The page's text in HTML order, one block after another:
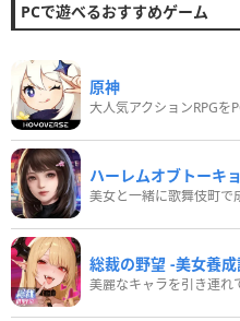
PCで遊べるおすすめゲーム
原神
大人気アクションRPGを
ハーレムオブトーキ
美女と一緒に歌舞伎町で
総裁の野望 -美女養成
美麗なキャラを引き連れ